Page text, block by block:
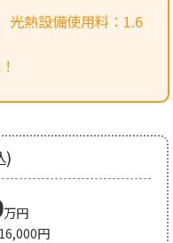
熱設備使用料：1.6
)
万円
円